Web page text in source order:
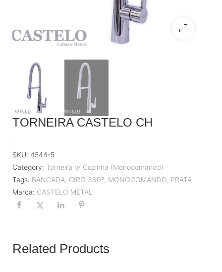
TORNEIRA CASTELO CH
.
SKU: 4544-5
Category: Torneira p/ Cozinha (Monocomando)
Tags: BANCADA, GIRO 360º, MONOCOMANDO, PRATA
Marca: CASTELO METAL
Related Products